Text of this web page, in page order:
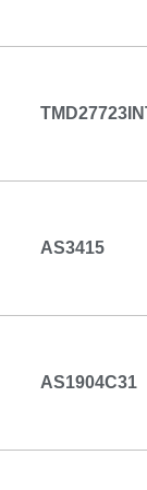
AS3415
AS1904C31